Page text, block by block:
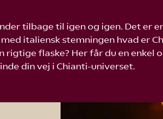
tilbage til igen og igen. Det er
italiensk stemningen hvad er
flaske? Her får du en enkel
din vej i Chianti-universet.